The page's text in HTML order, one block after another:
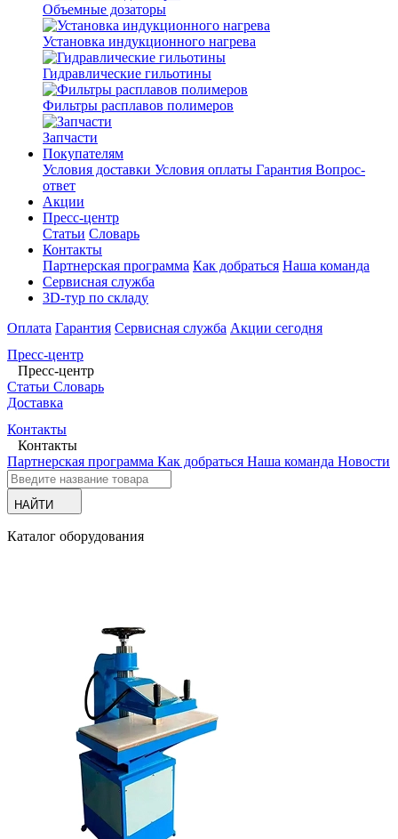
Объемные дозаторы
Установка индукционного нагрева
Гидравлические гильотины
Фильтры расплавов полимеров
Запчасти
Покупателям
Условия доставки Условия оплаты Гарантия Вопрос-
ответ
Акции
Пресс-центр
Статьи Словарь
Контакты
Партнерская программа Как добраться Наша команда
Сервисная служба
3D-тур по складу
Оплата Гарантия Сервисная служба Акции сегодня
Пресс-центр
Пресс-центр
Статьи Словарь
Доставка
Контакты
Контакты
Партнерская программа Как добраться Наша команда Новости
НАЙТИ
Каталог оборудования